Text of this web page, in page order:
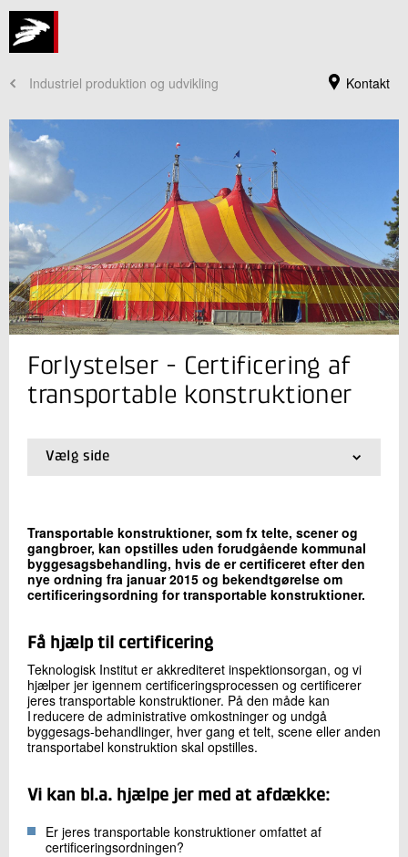
Kontakt
Industriel produktion og udvikling
Jeg er din kontaktperson
Rolf Heier
Seniorkonsulent
Certificering og Inspektion
Send e-mail
Send
Forlystelser - Certificering af
transportable konstruktioner
Vælg side
01.Inspektion og certificering af forlystelser og
03.Certificering af transportable konstruktioner
Transportable konstruktioner, som fx telte, scener og
gangbroer, kan opstilles uden forudgående kommunal
byggesagsbehandling, hvis de er certificeret efter den
nye ordning fra januar 2015 og bekendtgørelse om
certificeringsordning for transportable konstruktioner.
Få hjælp til certificering
Teknologisk Institut er akkrediteret inspektionsorgan, og vi
hjælper jer igennem certificeringsprocessen og certificerer
jeres transportable konstruktioner. På den måde kan
I reducere de administrative omkostninger og undgå
byggesags-behandlinger, hver gang et telt, scene eller anden
transportabel konstruktion skal opstilles.
Vi kan bl.a. hjælpe jer med at afdække:
Er jeres transportable konstruktioner omfattet af
certificeringsordningen?